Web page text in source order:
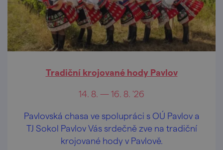
Tradiční krojované hody Pavlov
14. 8. — 16. 8. '26
Pavlovská chasa ve spolupráci s OÚ Pavlov a
TJ Sokol Pavlov Vás srdečně zve na tradiční
krojované hody v Pavlově.